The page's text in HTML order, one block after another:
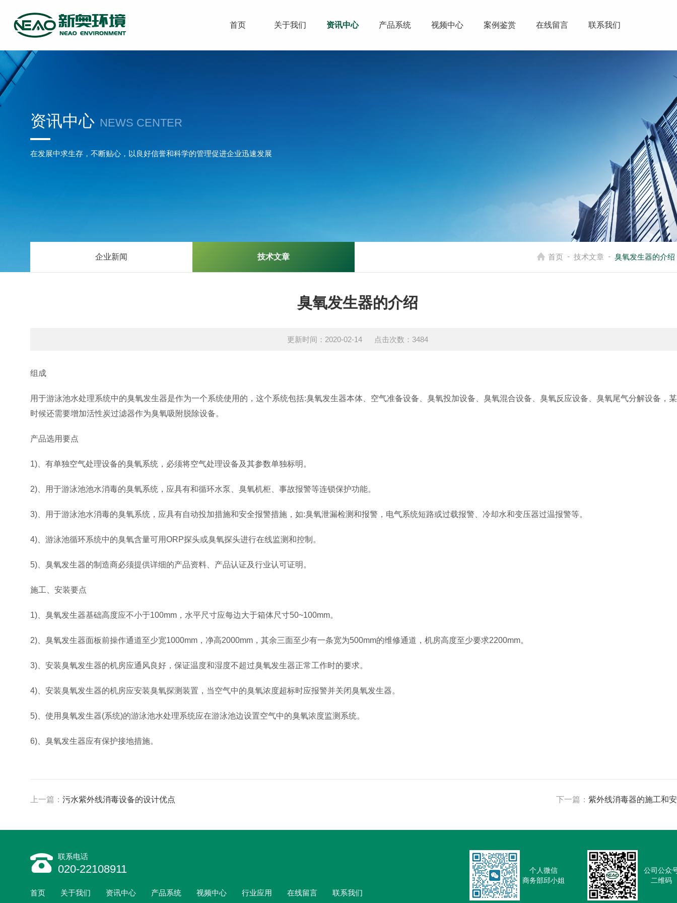
首页 关于我们 资讯中心 产品系统 视频中心 案例鉴赏 在线留言 联系我们
资讯中心 NEWS CENTER
在发展中求生存，不断贴心，以良好信誉和科学的管理促进企业迅速发展
企业新闻 技术文章 首页 - 技术文章 - 臭氧发生器的介绍
臭氧发生器的介绍
更新时间：2020-02-14 点击次数：3484
组成
用于游泳池水处理系统中的臭氧发生器是作为一个系统使用的，这个系统包括:臭氧发生器本体、空气准备设备、臭氧投加设备、臭氧混合设备、臭氧反应设备、臭氧尾气分解设备，
时候还需要增加活性炭过滤器作为臭氧吸附脱除设备。
产品选用要点
1)、有单独空气处理设备的臭氧系统，必须将空气处理设备及其参数单独标明。
2)、用于游泳池池水消毒的臭氧系统，应具有和循环水泵、臭氧机柜、事故报警等连锁保护功能。
3)、用于游泳池水消毒的臭氧系统，应具有自动投加措施和安全报警措施，如:臭氧泄漏检测和报警，电气系统短路或过载报警、冷却水和变压器过温报警等。
4)、游泳池循环系统中的臭氧含量可用ORP探头或臭氧探头进行在线监测和控制。
5)、臭氧发生器的制造商必须提供详细的产品资料、产品认证及行业认可证明。
施工、安装要点
1)、臭氧发生器基础高度应不小于100mm，水平尺寸应每边大于箱体尺寸50~100mm。
2)、臭氧发生器面板前操作通道至少宽1000mm，净高2000mm，其余三面至少有一条宽为500mm的维修通道，机房高度至少要求2200mm。
3)、安装臭氧发生器的机房应通风良好，保证温度和湿度不超过臭氧发生器正常工作时的要求。
4)、安装臭氧发生器的机房应安装臭氧探测装置，当空气中的臭氧浓度超标时应报警并关闭臭氧发生器。
5)、使用臭氧发生器(系统)的游泳池水处理系统应在游泳池边设置空气中的臭氧浓度监测系统。
6)、臭氧发生器应有保护接地措施。
上一篇： 污水紫外线消毒设备的设计优点 下一篇： 紫外线消毒器的施工和
联系电话
020-22108911
首页 关于我们 资讯中心 产品系统 视频中心 行业应用 在线留言 联系我们
个人微信
商务部邱小姐
公司公众
二维码